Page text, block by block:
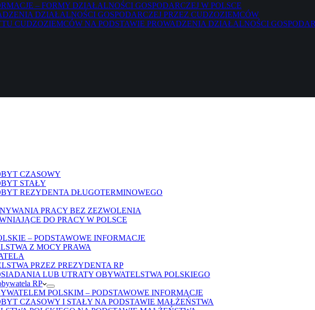
– FORMY DZIAŁALNOŚCI GOSPODARCZEJ W POLSCE
DZIAŁALNOŚCI GOSPODARCZEJ PRZEZ CUDZOZIEMCÓW
CUDZOZIEMCÓW NA PODSTAWIE PROWADZENIA DZIAŁALNOŚCI
CZASOWY
STAŁY
REZYDENTA DŁUGOTERMINOWEGO
PRACY BEZ ZEZWOLENIA
DO PRACY W POLSCE
– PODSTAWOWE INFORMACJE
Z MOCY PRAWA
PRZEZ PREZYDENTA RP
LUB UTRATY OBYWATELSTWA POLSKIEGO
RP
POLSKIM – PODSTAWOWE INFORMACJE
CZASOWY I STAŁY NA PODSTAWIE MAŁŻEŃSTWA